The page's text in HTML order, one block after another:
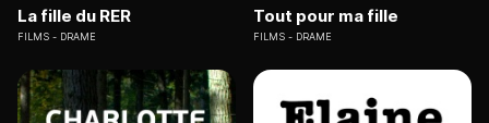
La fille du RER
FILMS DRAME
Tout pour ma fille
FILMS DRAME